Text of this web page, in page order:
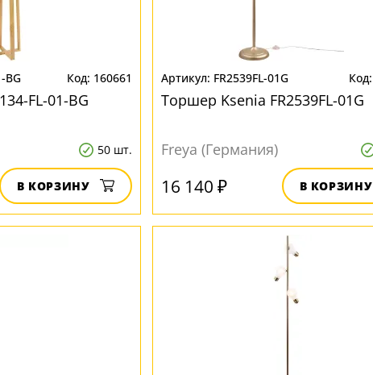
BG 160661
FL-01-BG
50 шт.
В КОРЗИНУ
FR2539FL-01G
Торшер Ksenia FR2539FL-01G
Freya (Германия)
16 140 ₽ В КОРЗИНУ